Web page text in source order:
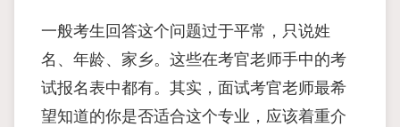
一般考生回答这个问题过于平常，只说姓
名、年龄、家乡。这些在考官老师手中的考
试报名表中都有。其实，面试考官老师最希
望知道的你是否适合这个专业，应该着重介